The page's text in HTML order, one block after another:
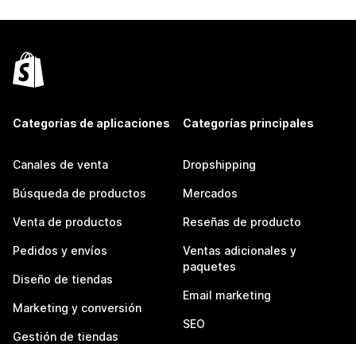
Categorías de aplicaciones
Canales de venta
Búsqueda de productos
Venta de productos
Pedidos y envíos
Diseño de tiendas
Marketing y conversión
Gestión de tiendas
Categorías principales
Dropshipping
Mercados
Reseñas de producto
Ventas adicionales y
paquetes
Email marketing
SEO